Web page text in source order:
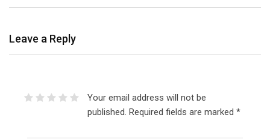
Leave a Reply
Your email address will not be
published. Required fields are marked *